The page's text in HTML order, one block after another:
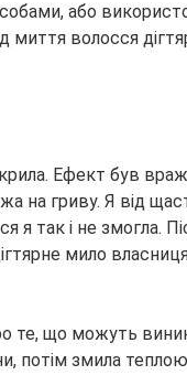
або
миття волосся
крила. Ефект був
на гриву. Я від
я так і не змогла.
мило
те, що можуть
потім змила